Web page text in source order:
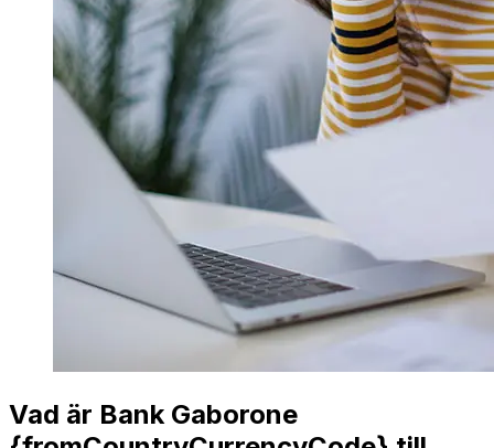
Vad är Bank Gaborone